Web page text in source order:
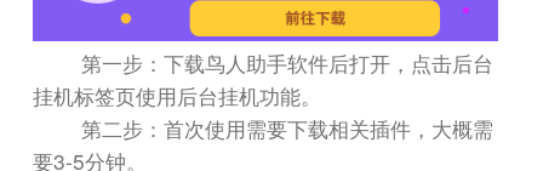
第一步：下载鸟人助手软件后打开，点击后台
挂机标签页使用后台挂机功能。
第二步：首次使用需要下载相关插件，大概需
要3-5分钟。